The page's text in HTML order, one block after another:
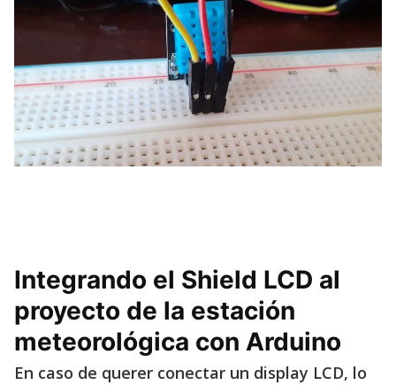
Integrando el Shield LCD al
proyecto de la estación
meteorológica con Arduino
En caso de querer conectar un display LCD, lo